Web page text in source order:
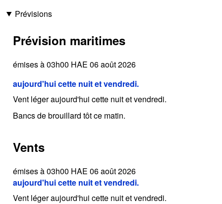
Prévisions
Prévision maritimes
émises à 03h00 HAE 06 août 2026
aujourd'hui cette nuit et vendredi.
Vent léger aujourd'hui cette nuit et vendredi.
Bancs de brouillard tôt ce matin.
Vents
émises à 03h00 HAE 06 août 2026
aujourd'hui cette nuit et vendredi.
Vent léger aujourd'hui cette nuit et vendredi.